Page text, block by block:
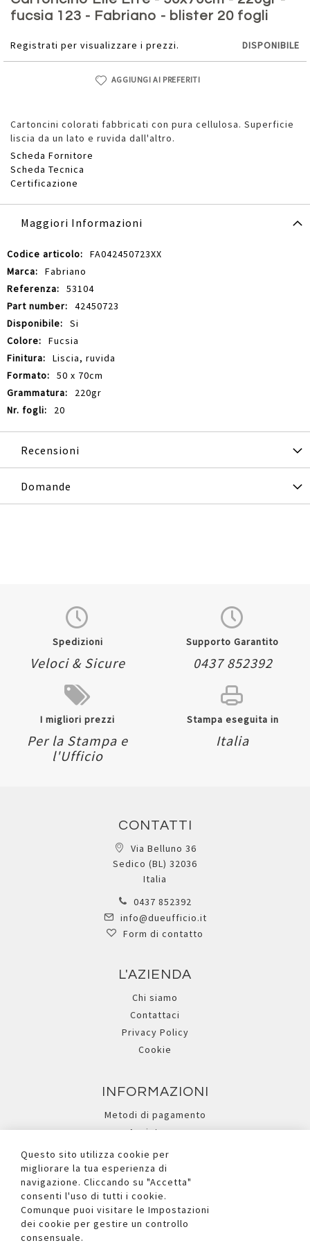
fucsia 123 - Fabriano - blister 20 fogli
Registrati per visualizzare i prezzi. DISPONIBILE
AGGIUNGI AI PREFERITI
Cartoncini colorati fabbricati con pura cellulosa. Superficie
liscia da un lato e ruvida dall'altro.
Scheda Fornitore
Scheda Tecnica
Certificazione
della
galleria
immagini
Maggiori Informazioni
Maggiori
Informazioni
FA042450723XX
Fabriano
53104
42450723
Si
Fucsia
Liscia, ruvida
50 x 70cm
220gr
20
Recensioni
Domande
Spedizioni
Veloci & Sicure
Supporto Garantito
0437 852392
I migliori prezzi
Per la Stampa e
l'Ufficio
Stampa eseguita in
Italia
CONTATTI
Via Belluno 36
Sedico (BL) 32036
Italia
0437 852392
info@dueufficio.it
Form di contatto
L'AZIENDA
Chi siamo
Contattaci
Privacy Policy
Cookie
INFORMAZIONI
Metodi di pagamento
Assistenza
Ricerca avanzata
I NOSTRI SOCIAL
Questo sito utilizza cookie per
migliorare la tua esperienza di
navigazione. Cliccando su "Accetta"
consenti l'uso di tutti i cookie.
Comunque puoi visitare le Impostazioni
dei cookie per gestire un controllo
consensuale.